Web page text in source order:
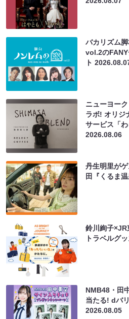
バカリズム
vol.2の
ト
ニューヨー
ラボ! オリジ
サービス「
2026.08.06
丹生明里が
田『くるま
鈴川絢子×JR
トラベルグ
NMB48・田
当たる! dバ
2026.08.05